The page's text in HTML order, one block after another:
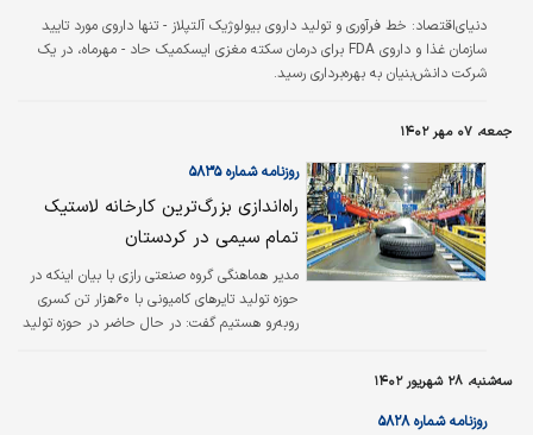
دنیای‌اقتصاد: خط فرآوری و تولید داروی بیولوژیک آلتپلاز - تنها داروی مورد تایید
سازمان غذا و داروی FDA برای درمان سکته مغزی ایسکمیک حاد - مهرماه، در یک
شرکت دانش‌بنیان به بهره‌برداری رسید.
جمعه، ۰۷ مهر ۱۴۰۲
روزنامه شماره ۵۸۳۵
راه‏‏‌اندازی بزرگ‌ترین کارخانه لاستیک
تمام سیمی‏‏‌ در کردستان
مدیر هماهنگی گروه صنعتی رازی با بیان اینکه در
حوزه تولید تایرهای کامیونی با ۶۰‌هزار تن کسری
روبه‌رو هستیم گفت: در حال حاضر در حوزه تولید
سه‌شنبه، ۲۸ شهریور ۱۴۰۲
روزنامه شماره ۵۸۲۸